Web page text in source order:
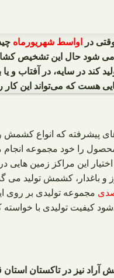
در اواسط شهریورماه
می شود حال این تشخیص
کند در سایه، در آفتاب و
هست که می‌تواند این کار
پیشرفته که انواع کشمش
تولید این محصول را خود مجموعه
این مراکز زمین هایی
و باغدار، کشمش تولید می
مجموعه تولیدی بر روی
کیفیت تولیدی با خواسته
نیز در تاکستان استان